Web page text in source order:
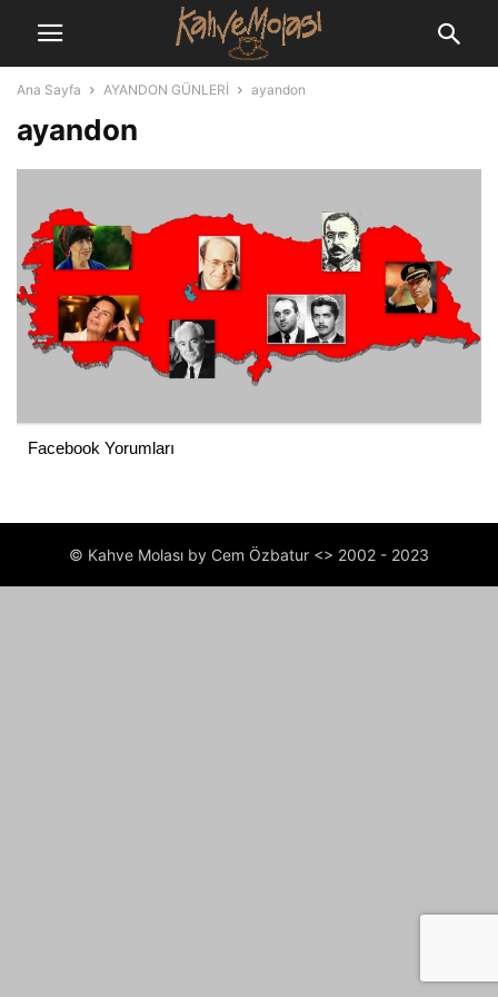
Ana Sayfa AYANDON GÜNLERİ ayandon
ayandon
Facebook Yorumları
© Kahve Molası by Cem Özbatur <> 2002 - 2023